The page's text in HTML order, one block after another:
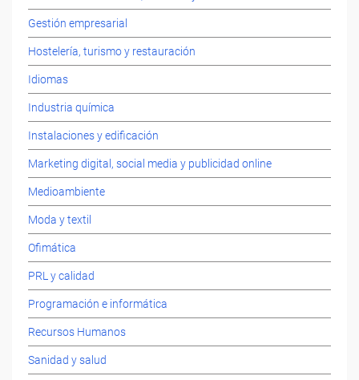
Gestión empresarial
Hostelería, turismo y restauración
Idiomas
Industria química
Instalaciones y edificación
Marketing digital, social media y publicidad online
Medioambiente
Moda y textil
Ofimática
PRL y calidad
Programación e informática
Recursos Humanos
Sanidad y salud